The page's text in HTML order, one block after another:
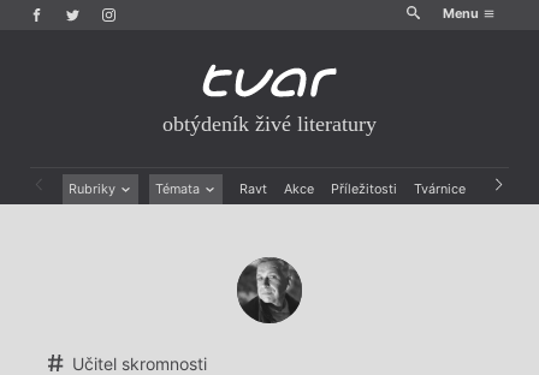
Menu
obtýdeník živé literatury
Rubriky Témata Ravt Akce Příležitosti Tvárnice Archiv
Učitel skromnosti